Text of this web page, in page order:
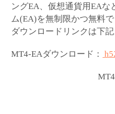
ングEA、仮想通貨用EAな
ム(EA)を無制限かつ無料
ダウンロードリンクは下記
MT4-EAダウンロード：